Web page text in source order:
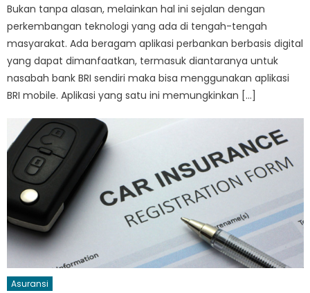
Bukan tanpa alasan, melainkan hal ini sejalan dengan
perkembangan teknologi yang ada di tengah-tengah
masyarakat. Ada beragam aplikasi perbankan berbasis digital
yang dapat dimanfaatkan, termasuk diantaranya untuk
nasabah bank BRI sendiri maka bisa menggunakan aplikasi
BRI mobile. Aplikasi yang satu ini memungkinkan […]
Asuransi